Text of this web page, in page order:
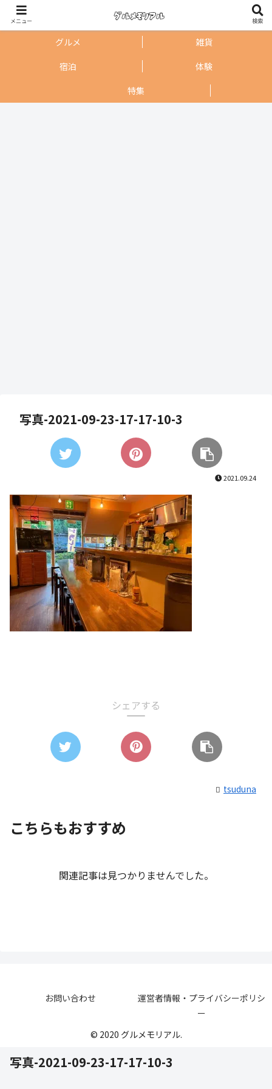
グルメ
雑貨
宿泊
体験
特集
写真-2021-09-23-17-17-10-3
2021.09.24
シェアする
tsuduna
こちらもおすすめ
関連記事は見つかりませんでした。
お問い合わせ
運営者情報・プライバシーポリシ
ー
© 2020 グルメモリアル.
メニュー 検索
写真-2021-09-23-17-17-10-3